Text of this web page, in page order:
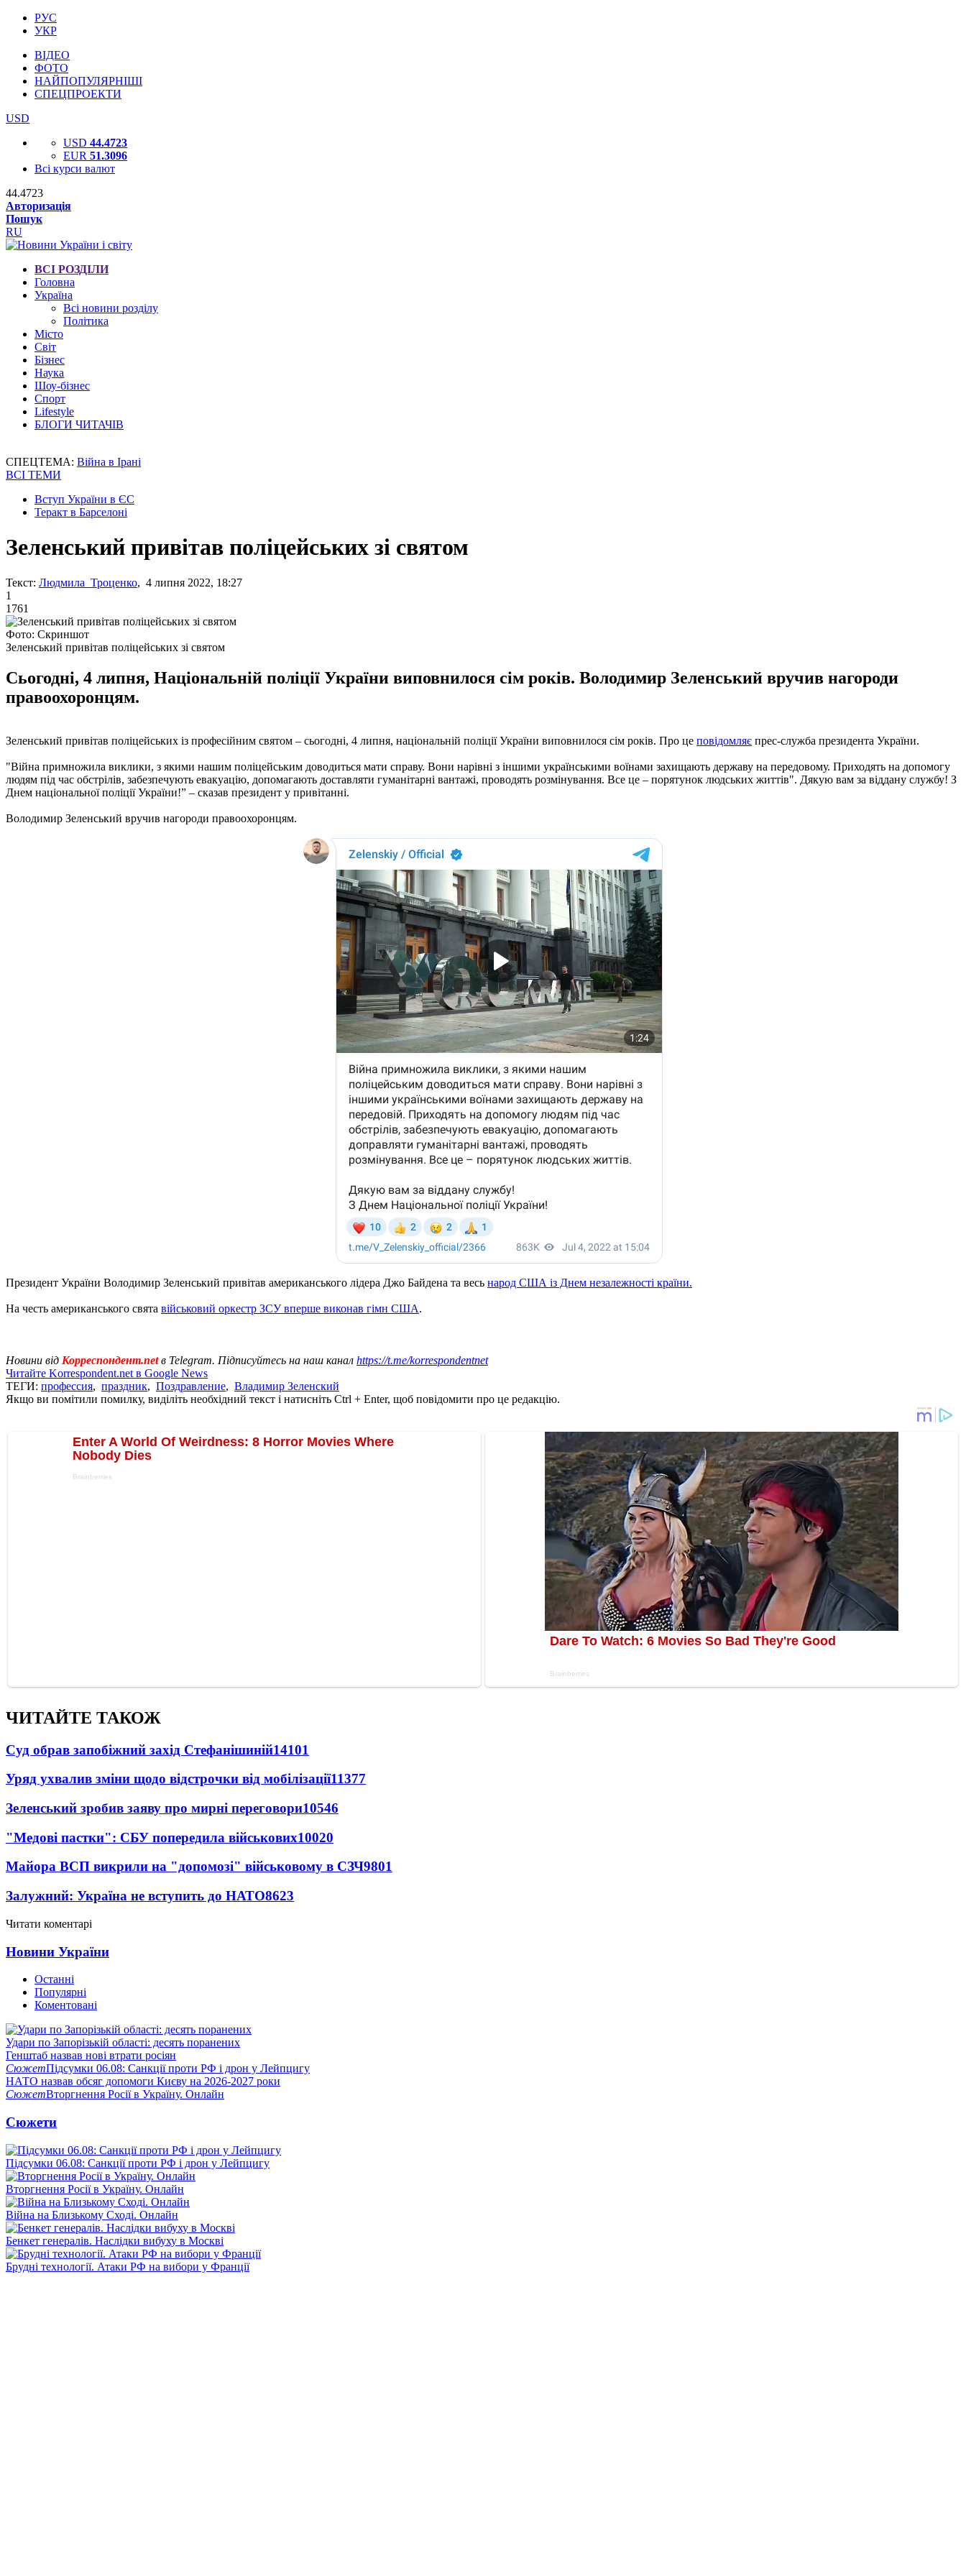
РУС
УКР
ВІДЕО
ФОТО
НАЙПОПУЛЯРНІШІ
СПЕЦПРОЕКТИ
USD
USD 44.4723
EUR 51.3096
Всі курси валют
44.4723
Авторизація
Пошук
RU
ВСІ РОЗДІЛИ
Головна
Україна
Всі новини розділу
Політика
Місто
Світ
Бізнес
Наука
Шоу-бізнес
Спорт
Lifestyle
БЛОГИ ЧИТАЧІВ
СПЕЦТЕМА: Війна в Ірані
ВСІ ТЕМИ
Вступ України в ЄС
Теракт в Барселоні
Зеленський привітав поліцейських зі святом
Текст: Людмила Троценко, 4 липня 2022, 18:27
1
1761
Фото: Скриншот
Зеленський привітав поліцейських зі святом
Сьогодні, 4 липня, Національній поліції України виповнилося сім років. Володимир Зеленський вручив нагороди
правоохоронцям.
Зеленський привітав поліцейських із професійним святом – сьогодні, 4 липня, національній поліції України виповнилося сім років. Про це повідомляє прес-служба президента України.
"Війна примножила виклики, з якими нашим поліцейським доводиться мати справу. Вони нарівні з іншими українськими воїнами захищають державу на передовому. Приходять на допомогу
людям під час обстрілів, забезпечують евакуацію, допомагають доставляти гуманітарні вантажі, проводять розмінування. Все це – порятунок людських життів". Дякую вам за віддану службу! З
Днем національної поліції України!” – сказав президент у привітанні.
Володимир Зеленський вручив нагороди правоохоронцям.
Президент України Володимир Зеленський привітав американського лідера Джо Байдена та весь народ США із Днем незалежності країни.
На честь американського свята військовий оркестр ЗСУ вперше виконав гімн США.
Новини від Корреспондент.netв Telegram. Підписуйтесь на наш канал https://t.me/korrespondentnet
Читайте Korrespondent.net в Google News
ТЕГИ: профессия, праздник, Поздравление, Владимир Зеленский
Якщо ви помітили помилку, виділіть необхідний текст і натисніть Ctrl + Enter, щоб повідомити про це редакцію.
ЧИТАЙТЕ ТАКОЖ
Суд обрав запобіжний захід Стефанішиній14101
Уряд ухвалив зміни щодо відстрочки від мобілізації11377
Зеленський зробив заяву про мирні переговори10546
"Медові пастки": СБУ попередила військових10020
Майора ВСП викрили на "допомозі" військовому в СЗЧ9801
Залужний: Україна не вступить до НАТО8623
Читати коментарі
Новини України
Останні
Популярні
Коментовані
Удари по Запорізькій області: десять поранених
Генштаб назвав нові втрати росіян
СюжетПідсумки 06.08: Санкції проти РФ і дрон у Лейпцигу
НАТО назвав обсяг допомоги Києву на 2026-2027 роки
СюжетВторгнення Росії в Україну. Онлайн
Сюжети
Підсумки 06.08: Санкції проти РФ і дрон у Лейпцигу
Вторгнення Росії в Україну. Онлайн
Війна на Близькому Сході. Онлайн
Бенкет генералів. Наслідки вибуху в Москві
Брудні технології. Атаки РФ на вибори у Франції